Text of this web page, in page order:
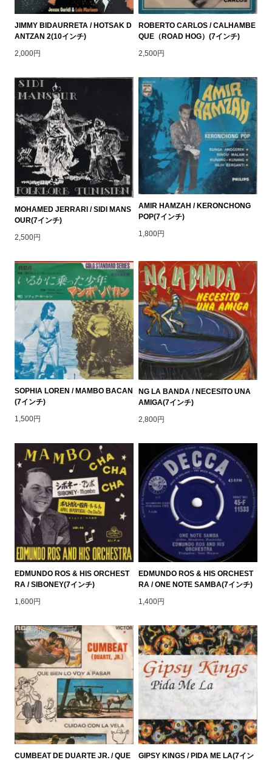
JIMMY BIDAURRETA / HOTSAK D
ANTZAN 2(10インチ)
2,000円
ROBERTO CARLOS / CALHAMBE
QUE（ROAD HOG）(7インチ)
2,500円
MOHAMED JERRARI / SIDI MANS
OUR(7インチ)
2,500円
AMIR HAMZAH / KERONCHONG
POP(7インチ)
1,800円
SOPHIA LOREN / MAMBO BACAN
(7インチ)
1,500円
NG LA BANDA / NECESITO UNA
AMIGA(7インチ)
2,800円
EDMUNDO ROS & HIS ORCHEST
RA / SIBONEY(7インチ)
1,600円
EDMUNDO ROS & HIS ORCHEST
RA / ONE NOTE SAMBA(7インチ)
1,400円
CUMBEAT DE DUARTE JR. / QUE
GIPSY KINGS / PIDA ME LA(7イン